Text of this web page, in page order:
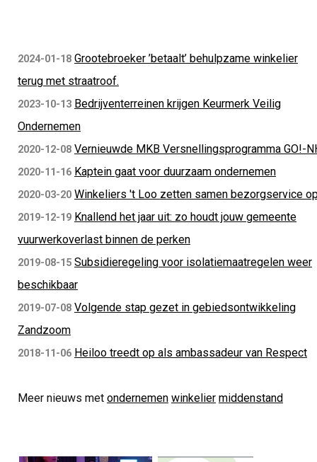
2024-01-18 Grootebroeker ’betaalt’ behulpzame winkelier
terug met straatroof.
2023-10-13 Bedrijventerreinen krijgen Keurmerk Veilig
Ondernemen
2020-12-08 Vernieuwde MKB Versnellingsprogramma GO!-
2020-11-16 Kaptein gaat voor duurzaam ondernemen
2020-03-20 Winkeliers 't Loo zetten samen bezorgservice
2019-12-19 Knallend het jaar uit: zo houdt jouw gemeente
vuurwerkoverlast binnen de perken
2019-08-15 Subsidieregeling voor isolatiemaatregelen weer
beschikbaar
2019-07-08 Volgende stap gezet in gebiedsontwikkeling
Zandzoom
2018-11-06 Heiloo treedt op als ambassadeur van Respect
Meer nieuws met ondernemen winkelier middenstand